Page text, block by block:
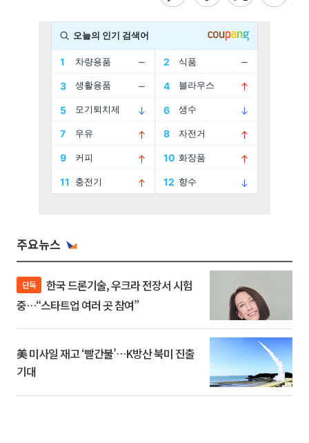
주요뉴스
단독
중…“스타트업 여러 곳 참여”
美 미사일 재고 ‘빨간불’…K방산 북미 진출
기대